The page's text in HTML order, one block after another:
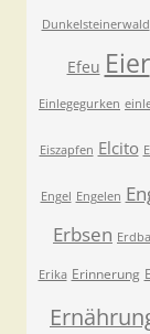
Dunkelsteinerwald
Efeu Eier
Einlegegurken
Eiszapfen Elcito
Engel Engelen
Erbsen
Erika Erinnerung